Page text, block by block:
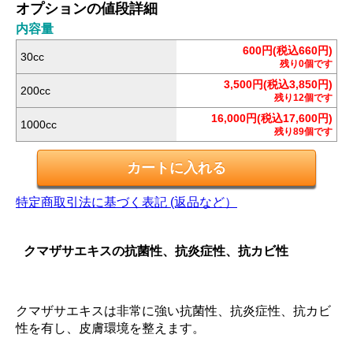
オプションの値段詳細
内容量
30cc 600円(税込660円)
残り0個です
200cc 3,500円(税込3,850円)
残り12個です
1000cc 16,000円(税込17,600円)
残り89個です
特定商取引法に基づく表記 (返品など）
クマザサエキスの抗菌性、抗炎症性、抗カビ性
クマザサエキスは非常に強い抗菌性、抗炎症性、抗カビ
性を有し、皮膚環境を整えます。